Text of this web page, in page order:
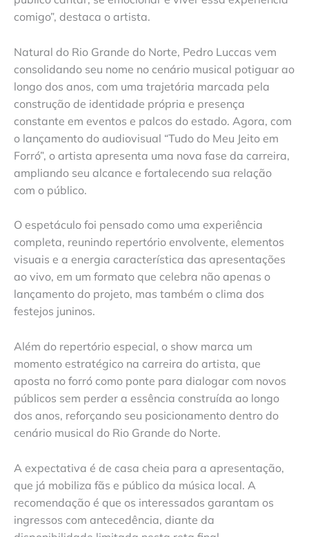
comigo”, destaca o artista.
Natural do Rio Grande do Norte, Pedro Luccas vem
consolidando seu nome no cenário musical potiguar ao
longo dos anos, com uma trajetória marcada pela
construção de identidade própria e presença
constante em eventos e palcos do estado. Agora, com
o lançamento do audiovisual “Tudo do Meu Jeito em
Forró”, o artista apresenta uma nova fase da carreira,
ampliando seu alcance e fortalecendo sua relação
com o público.
O espetáculo foi pensado como uma experiência
completa, reunindo repertório envolvente, elementos
visuais e a energia característica das apresentações
ao vivo, em um formato que celebra não apenas o
lançamento do projeto, mas também o clima dos
festejos juninos.
Além do repertório especial, o show marca um
momento estratégico na carreira do artista, que
aposta no forró como ponte para dialogar com novos
públicos sem perder a essência construída ao longo
dos anos, reforçando seu posicionamento dentro do
cenário musical do Rio Grande do Norte.
A expectativa é de casa cheia para a apresentação,
que já mobiliza fãs e público da música local. A
recomendação é que os interessados garantam os
ingressos com antecedência, diante da